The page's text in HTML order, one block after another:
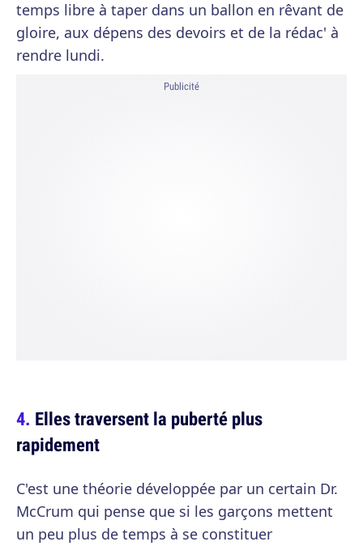
temps libre à taper dans un ballon en rêvant de
gloire, aux dépens des devoirs et de la rédac' à
rendre lundi.
Publicité
Elles traversent la puberté plus
rapidement
C'est une théorie développée par un certain Dr.
McCrum qui pense que si les garçons mettent
un peu plus de temps à se constituer